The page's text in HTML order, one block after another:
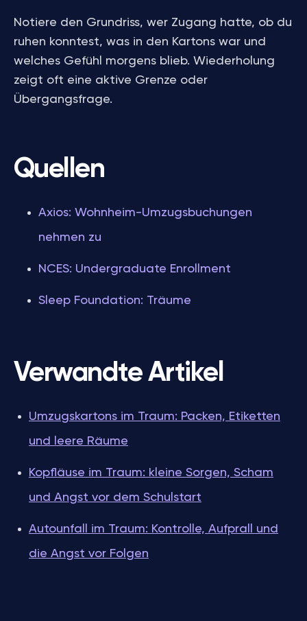
Notiere den Grundriss, wer Zugang hatte, ob du
ruhen konntest, was in den Kartons war und
welches Gefühl morgens blieb. Wiederholung
zeigt oft eine aktive Grenze oder
Übergangsfrage.
Quellen
Axios: Wohnheim-Umzugsbuchungen
nehmen zu
NCES: Undergraduate Enrollment
Sleep Foundation: Träume
Verwandte Artikel
Umzugskartons im Traum: Packen, Etiketten
und leere Räume
Kopfläuse im Traum: kleine Sorgen, Scham
und Angst vor dem Schulstart
Autounfall im Traum: Kontrolle, Aufprall und
die Angst vor Folgen